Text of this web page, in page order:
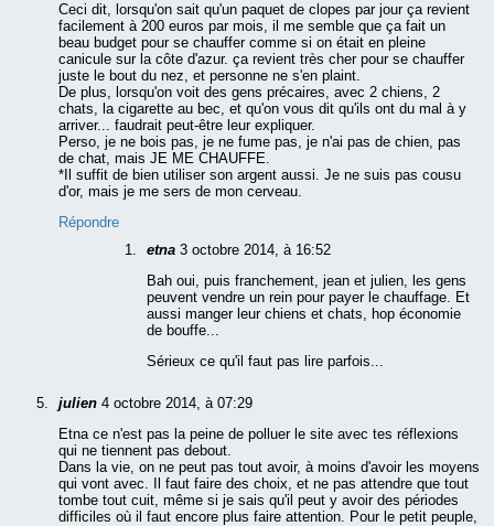
Ceci dit, lorsqu'on sait qu'un paquet de clopes par jour ça revient
facilement à 200 euros par mois, il me semble que ça fait un
beau budget pour se chauffer comme si on était en pleine
canicule sur la côte d'azur. ça revient très cher pour se chauffer
juste le bout du nez, et personne ne s'en plaint.
De plus, lorsqu'on voit des gens précaires, avec 2 chiens, 2
chats, la cigarette au bec, et qu'on vous dit qu'ils ont du mal à y
arriver... faudrait peut-être leur expliquer.
Perso, je ne bois pas, je ne fume pas, je n'ai pas de chien, pas
de chat, mais JE ME CHAUFFE.
*Il suffit de bien utiliser son argent aussi. Je ne suis pas cousu
d'or, mais je me sers de mon cerveau.
Répondre
etna 3 octobre 2014, à 16:52
Bah oui, puis franchement, jean et julien, les gens
peuvent vendre un rein pour payer le chauffage. Et
aussi manger leur chiens et chats, hop économie
de bouffe...
Sérieux ce qu'il faut pas lire parfois...
julien 4 octobre 2014, à 07:29
Etna ce n'est pas la peine de polluer le site avec tes réflexions
qui ne tiennent pas debout.
Dans la vie, on ne peut pas tout avoir, à moins d'avoir les moyens
qui vont avec. Il faut faire des choix, et ne pas attendre que tout
tombe tout cuit, même si je sais qu'il peut y avoir des périodes
difficiles où il faut encore plus faire attention. Pour le petit peuple,